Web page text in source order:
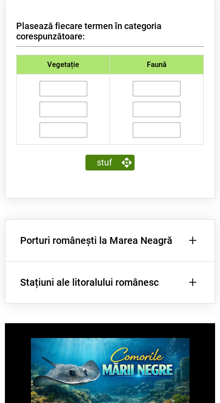
Plasează fiecare termen în categoria
corespunzătoare:
Vegetație Faună
stuf
Porturi românești la Marea Neagră +
Constanța
Sulina
Stațiuni ale litoralului românesc +
Mamaia
Eforie Nord
Eforie Sud
Vama Veche
Jupiter
Neptun
2 Mai